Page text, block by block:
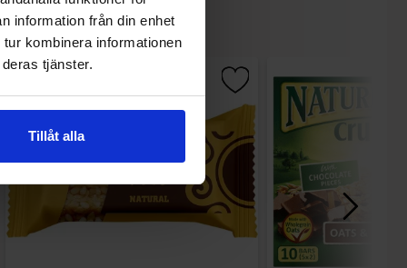
information från din enhet
kombinera informationen
tjänster.
Tillåt alla
Ny!